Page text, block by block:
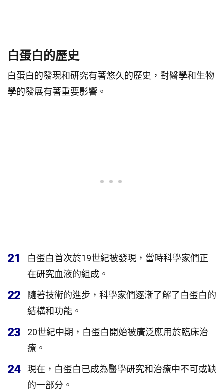
白蛋白的歷史
白蛋白的發現和研究有著悠久的歷史，對醫學和生物
學的發展有著重要影響。
21
白蛋白首次於19世紀被發現，當時科學家們正
在研究血液的組成。
22
隨著技術的進步，科學家們逐漸了解了白蛋白的
結構和功能。
23
20世紀中期，白蛋白開始被廣泛應用於臨床治
療。
24
現在，白蛋白已成為醫學研究和治療中不可或缺
的一部分。